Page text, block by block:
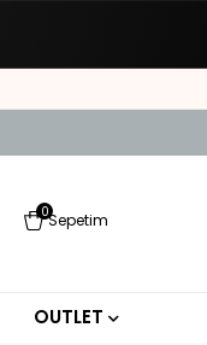
Sepetim
0
OUTLET